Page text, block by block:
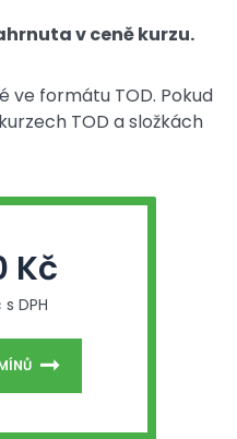
v ceně kurzu.
ve formátu TOD. Pokud
TOD a složkách
Kč
DPH